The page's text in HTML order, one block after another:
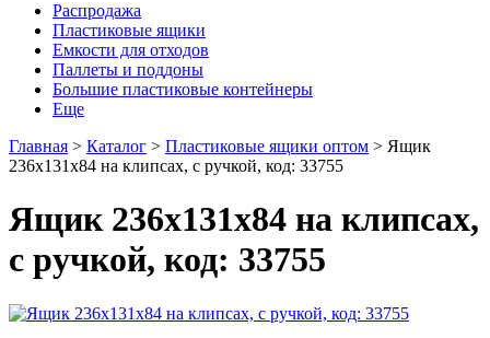
Распродажа
Пластиковые ящики
Емкости для отходов
Паллеты и поддоны
Большие пластиковые контейнеры
Еще
Главная > Каталог > Пластиковые ящики оптом > Ящик
236х131х84 на клипсах, с ручкой, код: 33755
Ящик 236х131х84 на клипсах,
с ручкой, код: 33755